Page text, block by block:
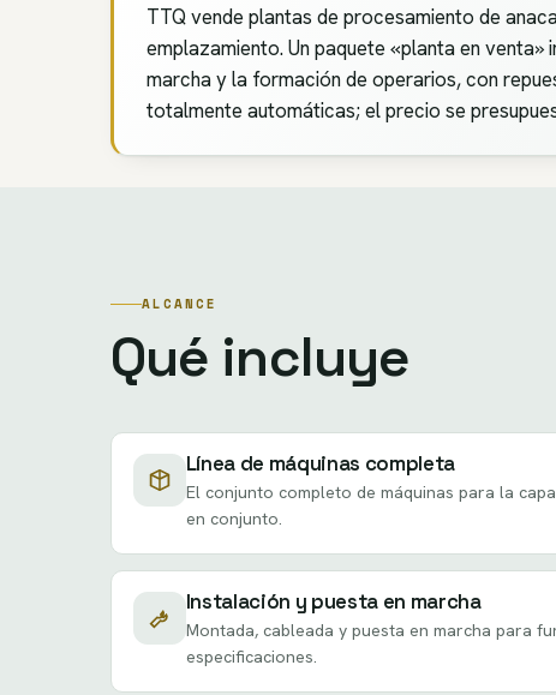
TTQ vende plantas de procesamiento de
emplazamiento. Un paquete «planta en
marcha y la formación de operarios, con
totalmente automáticas; el precio se
ALCANCE
Qué incluye
Línea de máquinas completa
El conjunto completo de máquinas para la
en conjunto.
Instalación y puesta en marcha
Montada, cableada y puesta en marcha para
especificaciones.